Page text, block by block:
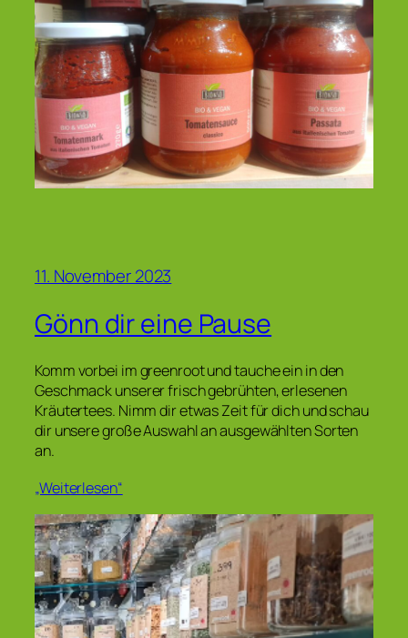
11. November 2023
Gönn dir eine Pause
Komm vorbei im greenroot und tauche ein in den
Geschmack unserer frisch gebrühten, erlesenen
Kräutertees. Nimm dir etwas Zeit für dich und schau
dir unsere große Auswahl an ausgewählten Sorten
an.
„Weiterlesen“